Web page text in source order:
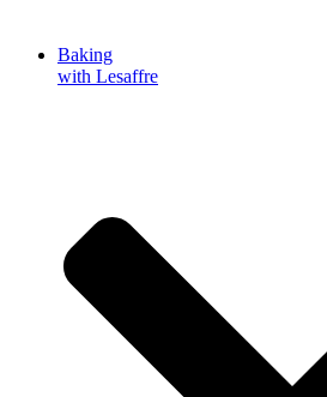
Baking
with Lesaffre